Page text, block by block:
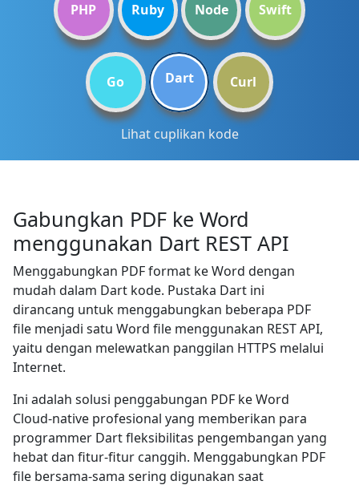
PHP Ruby Node Swift
Go Dart Curl
Lihat cuplikan kode
Gabungkan PDF ke Word
menggunakan Dart REST API
Menggabungkan PDF format ke Word dengan
mudah dalam Dart kode. Pustaka Dart ini
dirancang untuk menggabungkan beberapa PDF
file menjadi satu Word file menggunakan REST API,
yaitu dengan melewatkan panggilan HTTPS melalui
Internet.
Ini adalah solusi penggabungan PDF ke Word
Cloud-native profesional yang memberikan para
programmer Dart fleksibilitas pengembangan yang
hebat dan fitur-fitur canggih. Menggabungkan PDF
file bersama-sama sering digunakan saat